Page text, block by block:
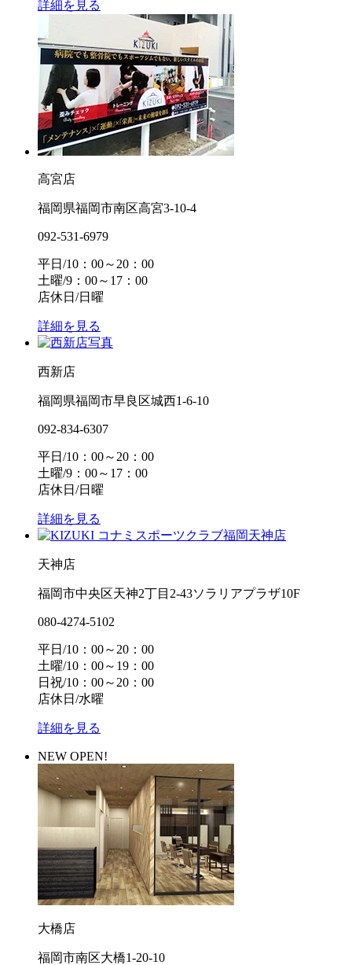
詳細を見る
高宮店
福岡県福岡市南区高宮3-10-4
092-531-6979
平日/10：00～20：00
土曜/9：00～17：00
店休日/日曜
詳細を見る
西新店
福岡県福岡市早良区城西1-6-10
092-834-6307
平日/10：00～20：00
土曜/9：00～17：00
店休日/日曜
詳細を見る
天神店
福岡市中央区天神2丁目2-43ソラリアプラザ10F
080-4274-5102
平日/10：00～20：00
土曜/10：00～19：00
日祝/10：00～20：00
店休日/水曜
詳細を見る
NEW OPEN!
大橋店
福岡市南区大橋1-20-10